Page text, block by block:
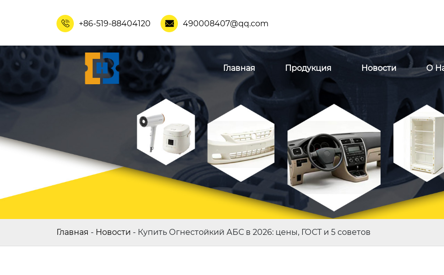
 +86-519-88404120  490008407@qq.com
Главная Продукция Новости О
Главная - Новости - Купить Огнестойкий АБС в 2026: цены, ГОСТ и 5 советов